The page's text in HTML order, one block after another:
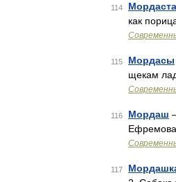
114
как
115 Мордасы
щекам
116 Мордаш
117